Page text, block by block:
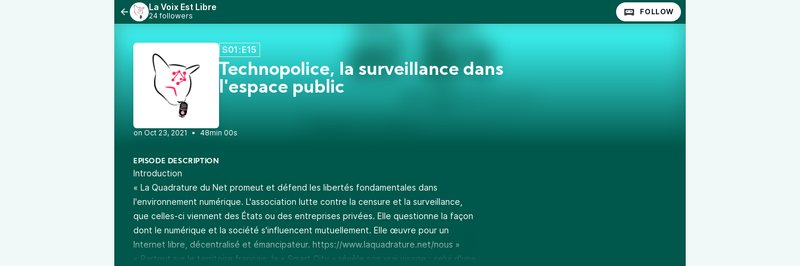
La Voix Est Libre
24 followers FOLLOW
S01:E15
Technopolice, la surveillance dans
l'espace public
• 48min 00s
EPISODE DESCRIPTION
Introduction
« La Quadrature du Net promeut et défend les libertés fondamentales dans
l'environnement numérique. L'association lutte contre la censure et la surveillance,
que celles-ci viennent des États ou des entreprises privées. Elle questionne la façon
dont le numérique et la société s'influencent mutuellement. Elle œuvre pour un
Internet libre, décentralisé et émancipateur. https://www.laquadrature.net/nous »
« Partout sur le territoire français, la « Smart City » révèle son vrai visage : celui d'une